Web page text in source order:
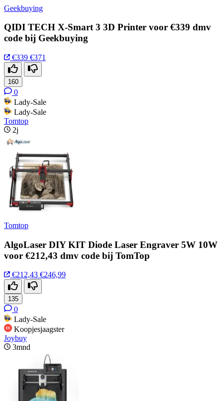
Geekbuying
QIDI TECH X-Smart 3 3D Printer voor €339 dmv
code bij Geekbuying
€339 €371
160
0
Lady-Sale
Lady-Sale
Tomtop
2j
Tomtop
AlgoLaser DIY KIT Diode Laser Engraver 5W 10W
voor €212,43 dmv code bij TomTop
€212,43 €246,99
135
0
Lady-Sale
Koopjesjaagster
Joybuy
3mnd